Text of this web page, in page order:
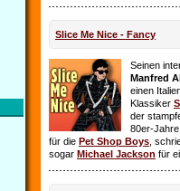
Slice Me Nice - Fancy
Seinen
Manfred
einen
Klassiker
der
80er-
für die Pet Shop Boys ,
sogar Michael Jackson für